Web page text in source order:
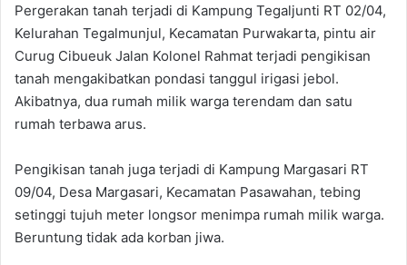
Pergerakan tanah terjadi di Kampung Tegaljunti RT 02/04,
Kelurahan Tegalmunjul, Kecamatan Purwakarta, pintu air
Curug Cibueuk Jalan Kolonel Rahmat terjadi pengikisan
tanah mengakibatkan pondasi tanggul irigasi jebol.
Akibatnya, dua rumah milik warga terendam dan satu
rumah terbawa arus.
Pengikisan tanah juga terjadi di Kampung Margasari RT
09/04, Desa Margasari, Kecamatan Pasawahan, tebing
setinggi tujuh meter longsor menimpa rumah milik warga.
Beruntung tidak ada korban jiwa.